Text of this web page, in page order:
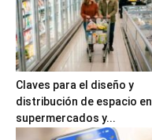
Claves para el diseño y
distribución de espacio en
supermercados y...